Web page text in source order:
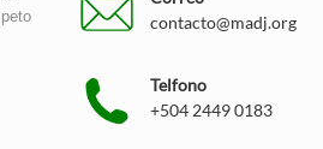
contacto@madj.org
Telfono
+504 2449 0183